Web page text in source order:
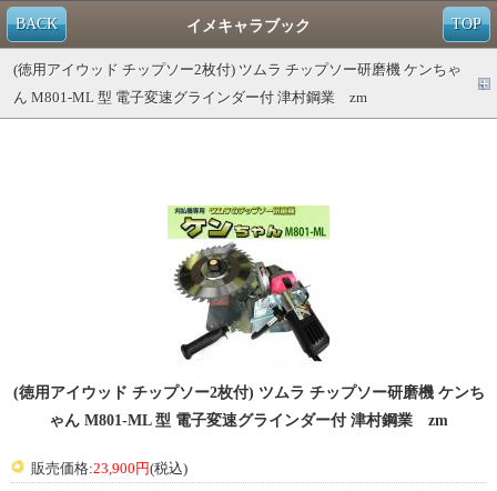
TOP
BACK イメキャラブック
(徳用アイウッド チップソー2枚付) ツムラ チップソー研磨機 ケンちゃ
ん M801-ML 型 電子変速グラインダー付 津村鋼業 zm
(徳用アイウッド チップソー2枚付) ツムラ チップソー研磨機 ケンち
ゃん M801-ML 型 電子変速グラインダー付 津村鋼業 zm
販売価格:23,900円(税込)